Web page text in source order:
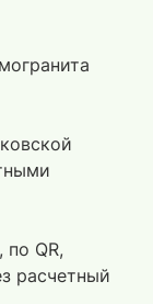
QR,
расчетный